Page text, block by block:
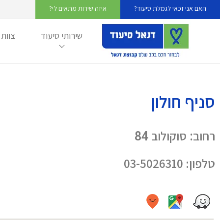
האם אני זכאי לגמלת סיעוד? איזה שירות מתאים לי?
שירותי סיעוד
חוק סיעוד ביטוח
סניף חולון
רחוב: סוקולוב 84
טלפון: 03-5026310